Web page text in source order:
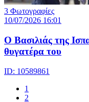
3 Φωτογραφίες
10/07/2026 16:01
Ο Βασιλιάς της
θυγατέρα του
ID: 10589861
1
2